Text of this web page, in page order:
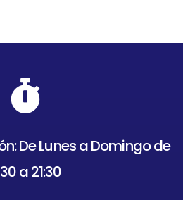
De Lunes a Domingo de
a 21:30